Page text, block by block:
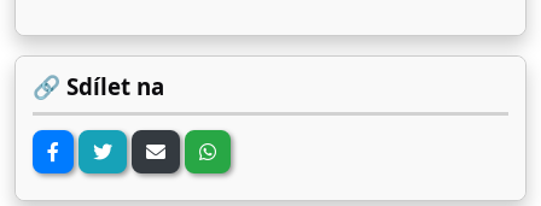
🔗 Sdílet na